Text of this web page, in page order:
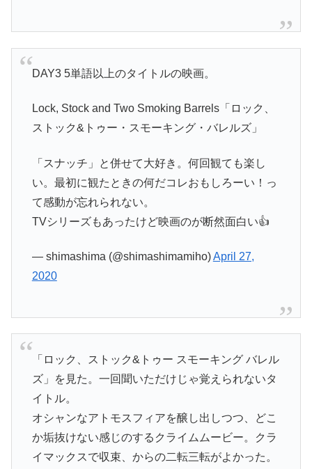
DAY3 5単語以上のタイトルの映画。
Lock, Stock and Two Smoking Barrels「ロック、
ストック&トゥー・スモーキング・バレルズ」
「スナッチ」と併せて大好き。何回観ても楽し
い。最初に観たときの何だコレおもしろーい！っ
て感動が忘れられない。
TVシリーズもあったけど映画のが断然面白い👍
— shimashima (@shimashimamiho)April 27,
2020
「ロック、ストック&トゥー スモーキング バレル
ズ」を見た。一回聞いただけじゃ覚えられないタ
イトル。
オシャンなアトモスフィアを醸し出しつつ、どこ
か垢抜けない感じのするクライムムービー。クラ
イマックスで収束、からの二転三転がよかった。